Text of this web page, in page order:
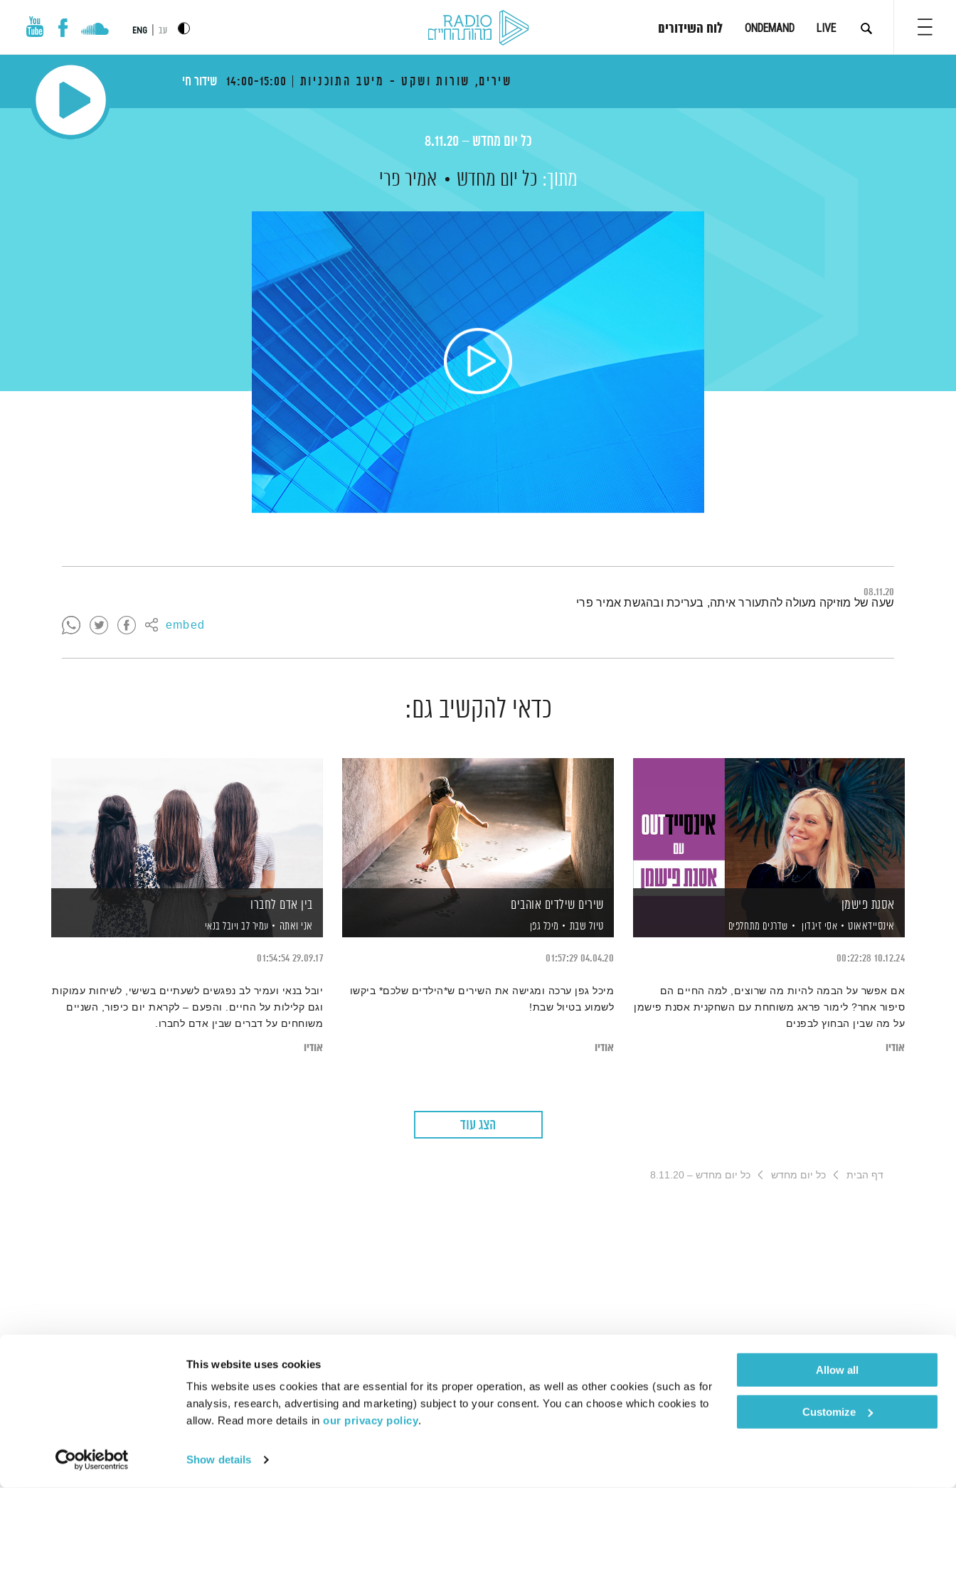
This website uses cookies
This website uses cookies that are essential for its proper operation, as well as other cookies (such as for
analysis, research, advertising and marketing) subject to your consent. You can choose which cookies to
allow. Read more details in our privacy policy.
Show details
Allow all
Customize
LIVE
ONDEMAND לוח השידורים עב ENG
שירים, שורות ושקט - מיטב התוכניות 14:00-15:00 שידור חי
כל יום מחדש – 8.11.20
מתוך: כל יום מחדש אמיר פרי
08.11.20
embed
תמצית הפודקאסט
שעה של מוזיקה מעולה להתעורר איתה, בעריכת ובהגשת אמיר פרי
כדאי להקשיב גם:
אסנת פישמן
אינסיידאאוט אסי זיגדון שדרנים מתחלפים
10.12.24
00:22:28
אם אפשר על הבמה להיות מה שרוצים, למה החיים הם
סיפור אחר? לימור פראג משוחחת עם השחקנית אסנת פישמן
על מה שבין הבחוץ לבפנים
אודיו
שירים שילדים אוהבים
טיול שבת מיכל גפן
04.04.20
01:57:29
מיכל גפן ערכה ומגישה את השירים ש*הילדים שלכם* ביקשו
לשמוע בטיול שבת!
אודיו
בין אדם לחברו
אני ואתה עמיר לב ויובל בנאי
29.09.17
01:54:54
יובל בנאי ועמיר לב נפגשים לשעתיים בשישי, לשיחות עמוקות
וגם קלילות על החיים. והפעם – לקראת יום כיפור, השניים
משוחחים על דברים שבין אדם לחברו.
אודיו
הצג עוד
דף הבית כל יום מחדש כל יום מחדש – 8.11.20